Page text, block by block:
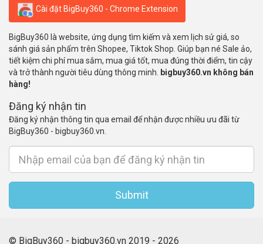
Cài đặt BigBuy360 - Chrome Extension
BigBuy360 là website, ứng dụng tìm kiếm và xem lịch sử giá, so
sánh giá sản phẩm trên Shopee, Tiktok Shop. Giúp bạn né Sale ảo,
tiết kiệm chi phí mua sắm, mua giá tốt, mua đúng thời điểm, tin cậy
và trở thành người tiêu dùng thông minh.
bigbuy360.vn không bán
hàng!
Đăng ký nhận tin
Đăng ký nhận thông tin qua email để nhận được nhiều ưu đãi từ
BigBuy360 - bigbuy360.vn.
Submit
© BigBuy360 - bigbuy360.vn 2019 - 2026